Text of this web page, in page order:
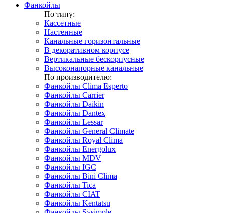
Фанкойлы
По типу:
Кассетные
Настенные
Канальные горизонтальные
В декоративном корпусе
Вертикальные бескорпусные
Высоконапорные канальные
По производителю:
Фанкойлы Clima Esperto
Фанкойлы Carrier
Фанкойлы Daikin
Фанкойлы Dantex
Фанкойлы Lessar
Фанкойлы General Climate
Фанкойлы Royal Clima
Фанкойлы Energolux
Фанкойлы MDV
Фанкойлы IGC
Фанкойлы Bini Clima
Фанкойлы Tica
Фанкойлы CIAT
Фанкойлы Kentatsu